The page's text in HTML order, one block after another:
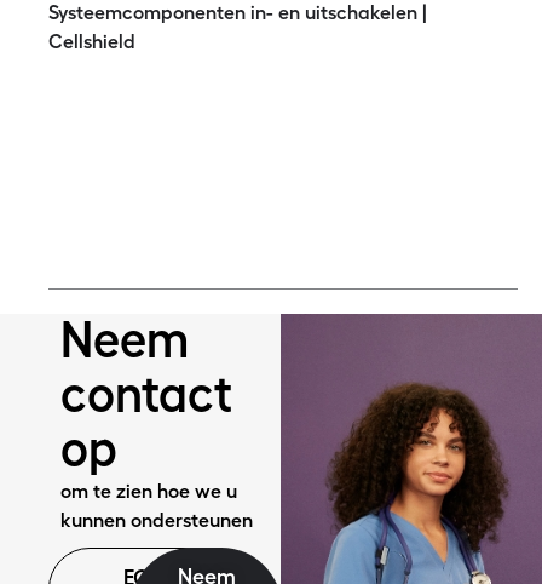
Systeemcomponenten in- en uitschakelen |
Cellshield
Neem
contact
op
om te zien hoe we u
kunnen ondersteunen
EQ
Neem